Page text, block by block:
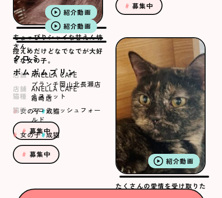
紹介動画
ちょっぴりシャイな甘えん坊
さん。
クロミ
店舗 ANELLA CAFE
ブランチ岡山北長瀬店
猫種
ミヌエット
女の子 成猫
募集中
募集中
紹介動画
控えめだけどなでなでが大好
きな女の子。
ポムポムプリン
店舗 ANELLA CAFE
箱崎店
猫種 スコティッシュフォー
ルド
女の子 成猫
募集中
紹介動画
たくさんの愛情を受け取りた